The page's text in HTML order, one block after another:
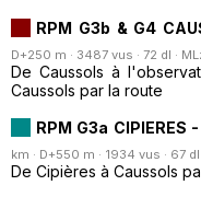
RPM G3b & G4
D+250 m · 3487 vus · 72 dl ·
De Caussols à
Caussols par la route
RPM G3a CIPIERES
km · D+550 m · 1934 vus · 67 dl
De Cipières à Caussols